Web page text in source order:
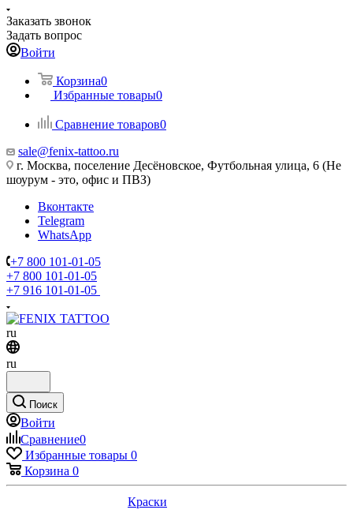
Заказать звонок
Задать вопрос
Войти
Корзина0
Избранные товары0
Сравнение товаров0
sale@fenix-tattoo.ru
г. Москва, поселение Десёновское, Футбольная улица, 6 (Не
шоурум - это, офис и ПВЗ)
Вконтакте
Telegram
WhatsApp
+7 800 101-01-05
+7 800 101-01-05
+7 916 101-01-05
ru
ru
Поиск
Войти
Сравнение0
Избранные товары 0
Корзина 0
Краски